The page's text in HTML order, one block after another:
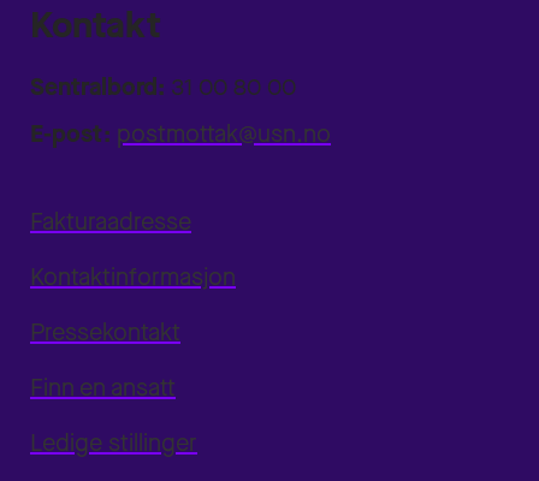
Kontakt
Sentralbord: 31 00 80 00
E-post: postmottak@usn.no
Fakturaadresse
Kontaktinformasjon
Pressekontakt
Finn en ansatt
Ledige stillinger